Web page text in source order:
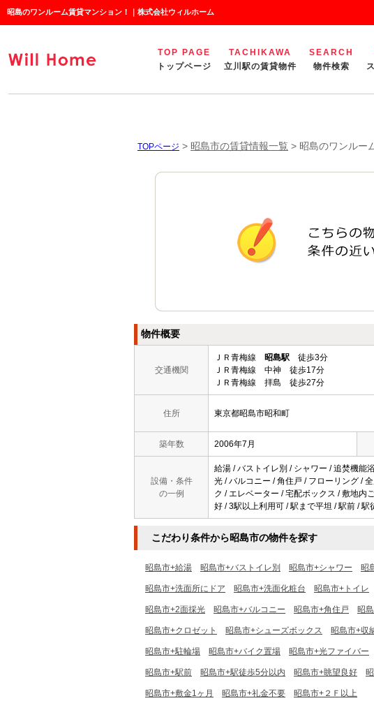
昭島のワンルーム賃貸マンション！｜株式会社ウィルホーム
TOP PAGE
トップページ
TACHIKAWA
立川駅の賃貸物件
SEARCH
物件検索
TOPページ > 昭島市の賃貸情報一覧 > 昭島のワンルー
物件概要
交通機関
ＪＲ青梅線 昭島駅 徒歩3分
ＪＲ青梅線 中神 徒歩17分
ＪＲ青梅線 拝島 徒歩27分
住所 東京都昭島市昭和町
築年数 2006年7月
設備・条件
の一例
給湯 / バストイレ別 / シャワー / 追焚機能
光 / バルコニー / 角住戸 / フローリング /
ク / エレベーター / 宅配ボックス / 敷地内
好 / 3駅以上利用可 / 駅まで平坦 / 駅前 /
こだわり条件から昭島市の物件を探す
昭島市+給湯 昭島市+バストイレ別 昭島市+シャワー 昭
昭島市+洗面所にドア 昭島市+洗面化粧台 昭島市+トイレ
昭島市+2面採光 昭島市+バルコニー 昭島市+角住戸 昭
昭島市+クロゼット 昭島市+シューズボックス 昭島市+収
昭島市+駐輪場 昭島市+バイク置場 昭島市+光ファイバー
昭島市+駅前 昭島市+駅徒歩5分以内 昭島市+眺望良好
昭島市+敷金1ヶ月 昭島市+礼金不要 昭島市+２Ｆ以上